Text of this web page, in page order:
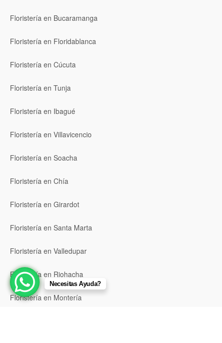
Floristería en Bucaramanga
Floristería en Floridablanca
Floristería en Cúcuta
Floristería en Tunja
Floristería en Ibagué
Floristería en Villavicencio
Floristería en Soacha
Floristería en Chía
Floristería en Girardot
Floristería en Santa Marta
Floristería en Valledupar
Floristería en Riohacha
Floristería en Montería
Necesitas Ayuda?